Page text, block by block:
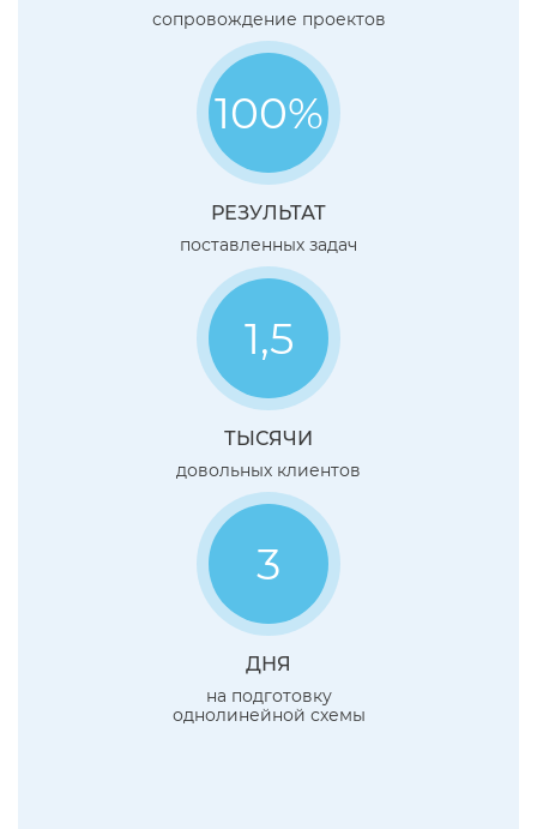
сопровождение проектов
100%
РЕЗУЛЬТАТ
поставленных задач
1,5
ТЫСЯЧИ
довольных клиентов
3
ДНЯ
на подготовку
однолинейной схемы